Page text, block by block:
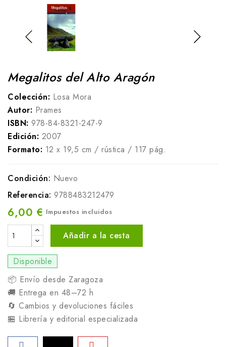
Megalitos del Alto Aragón
Colección: Losa Mora
Autor: Prames
ISBN: 978-84-8321-247-9
Edición: 2007
Formato: 12 x 19,5 cm / rústica / 117 pág.
Condición: Nuevo
Referencia: 9788483212479
6,00 € Impuestos incluidos
Añadir a la cesta
Disponible
📦 Envío desde Zaragoza
🚚 Entrega en 48–72 h
🔄 Cambios y devoluciones fáciles
🏪 Librería y editorial especializada